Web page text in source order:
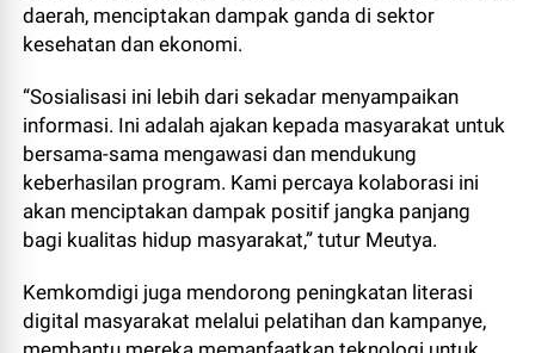
daerah, menciptakan dampak ganda di sektor
kesehatan dan ekonomi.
“Sosialisasi ini lebih dari sekadar menyampaikan
informasi. Ini adalah ajakan kepada masyarakat untuk
bersama-sama mengawasi dan mendukung
keberhasilan program. Kami percaya kolaborasi ini
akan menciptakan dampak positif jangka panjang
bagi kualitas hidup masyarakat,” tutur Meutya.
Kemkomdigi juga mendorong peningkatan literasi
digital masyarakat melalui pelatihan dan kampanye,